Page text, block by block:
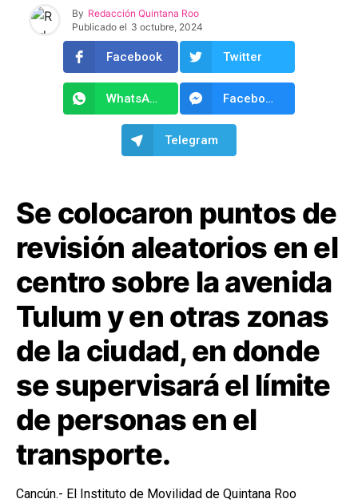
By Redacción Quintana Roo
Publicado el 3 octubre, 2024
Facebook Twitter
WhatsApp Facebook Messenger
Telegram
Se colocaron puntos de
revisión aleatorios en el
centro sobre la avenida
Tulum y en otras zonas
de la ciudad, en donde
se supervisará el límite
de personas en el
transporte.
Cancún.- El Instituto de Movilidad de Quintana Roo